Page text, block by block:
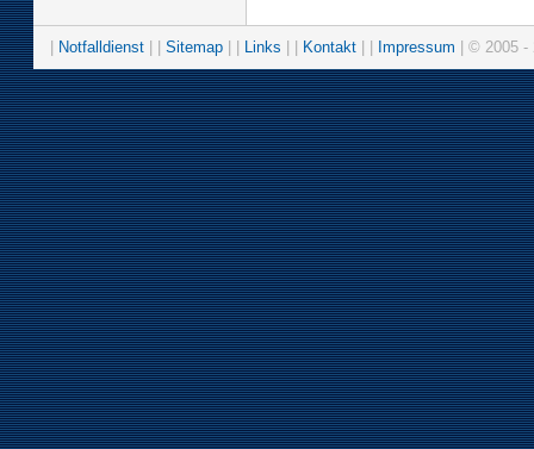
Notfalldienst Sitemap Links Kontakt Impressum | © 2005 -